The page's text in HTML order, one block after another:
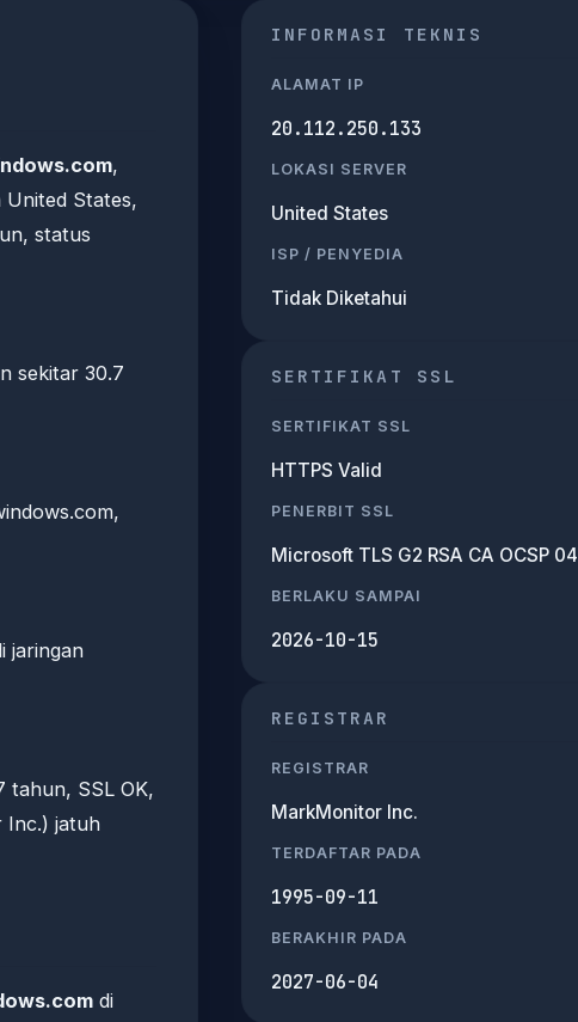
,
United States,
status
sekitar 30.7
jaringan
tahun, SSL OK,
Inc.) jatuh
di
INFORMASI TEKNIS
ALAMAT IP
20.112.250.133
LOKASI SERVER
United States
ISP / PENYEDIA
Tidak Diketahui
SERTIFIKAT SSL
SERTIFIKAT SSL
HTTPS Valid
PENERBIT SSL
Microsoft TLS G2 RSA CA OCSP 04
BERLAKU SAMPAI
2026-10-15
REGISTRAR
REGISTRAR
MarkMonitor Inc.
TERDAFTAR PADA
1995-09-11
BERAKHIR PADA
2027-06-04